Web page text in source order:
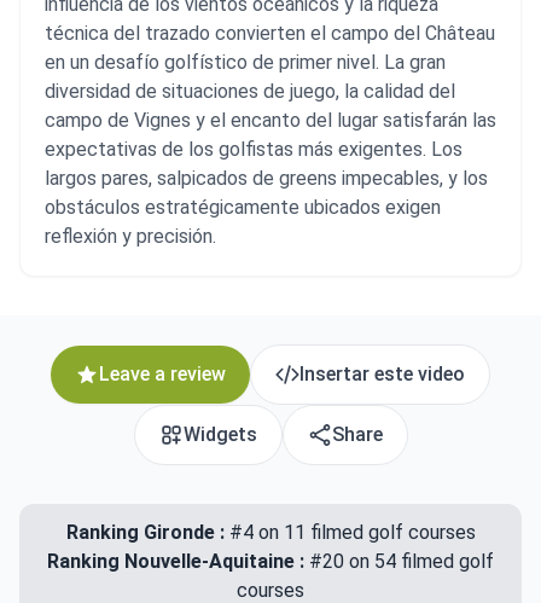
técnica del trazado convierten el campo del Château
en un desafío golfístico de primer nivel. La gran
diversidad de situaciones de juego, la calidad del
campo de Vignes y el encanto del lugar satisfarán las
expectativas de los golfistas más exigentes. Los
largos pares, salpicados de greens impecables, y los
obstáculos estratégicamente ubicados exigen
reflexión y precisión.
Leave a review Insertar este video
Widgets Share
Ranking Gironde :#4 on 11 filmed golf courses
Ranking Nouvelle-Aquitaine : #20 on 54 filmed golf
courses